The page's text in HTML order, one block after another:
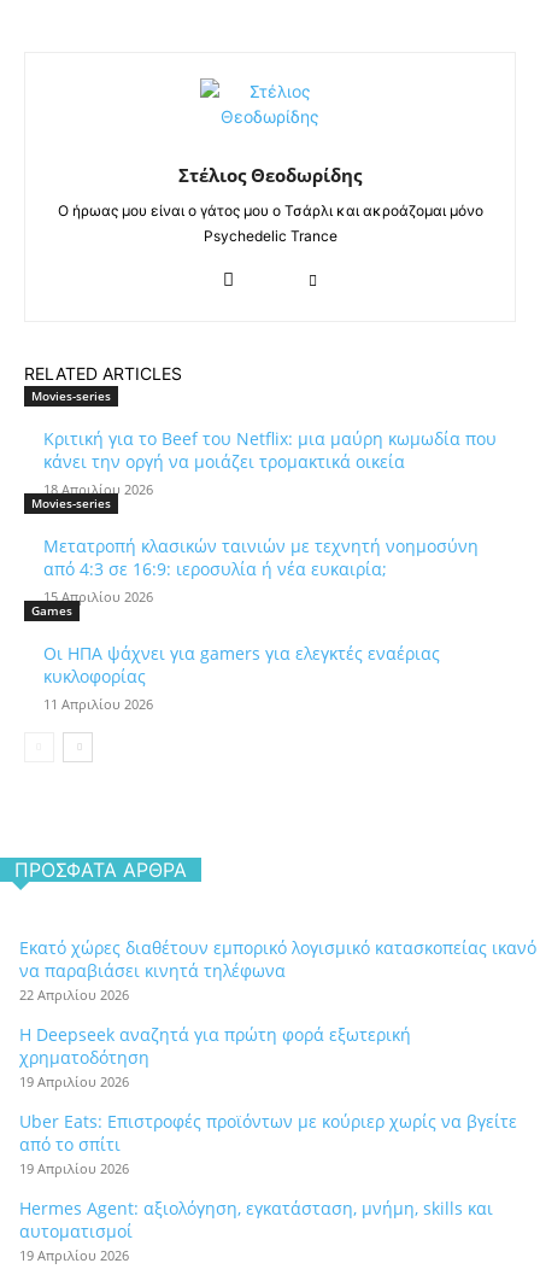
Στέλιος Θεοδωρίδης
Ο ήρωας μου είναι ο γάτος μου ο Τσάρλι και ακροάζομαι μόνο
Psychedelic Trance
RELATED ARTICLES
Movies-series
Κριτική για το Beef του Netflix: μια μαύρη κωμωδία που
κάνει την οργή να μοιάζει τρομακτικά οικεία
18 Απριλίου 2026
Movies-series
Μετατροπή κλασικών ταινιών με τεχνητή νοημοσύνη
από 4:3 σε 16:9: ιεροσυλία ή νέα ευκαιρία;
15 Απριλίου 2026
Games
Οι ΗΠΑ ψάχνει για gamers για ελεγκτές εναέριας
κυκλοφορίας
11 Απριλίου 2026
ΠΡΌΣΦΑΤΑ ΆΡΘΡΑ
Εκατό χώρες διαθέτουν εμπορικό λογισμικό κατασκοπείας ικανό
να παραβιάσει κινητά τηλέφωνα
22 Απριλίου 2026
Η Deepseek αναζητά για πρώτη φορά εξωτερική
χρηματοδότηση
19 Απριλίου 2026
Uber Eats: Επιστροφές προϊόντων με κούριερ χωρίς να βγείτε
από το σπίτι
19 Απριλίου 2026
Hermes Agent: αξιολόγηση, εγκατάσταση, μνήμη, skills και
αυτοματισμοί
19 Απριλίου 2026